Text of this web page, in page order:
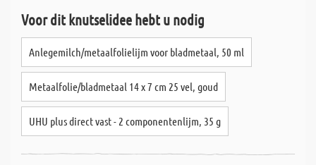
Voor dit knutselidee hebt u nodig
Anlegemilch/metaalfolielijm voor bladmetaal, 50 ml
Metaalfolie/bladmetaal 14 x 7 cm 25 vel, goud
UHU plus direct vast - 2 componentenlijm, 35 g